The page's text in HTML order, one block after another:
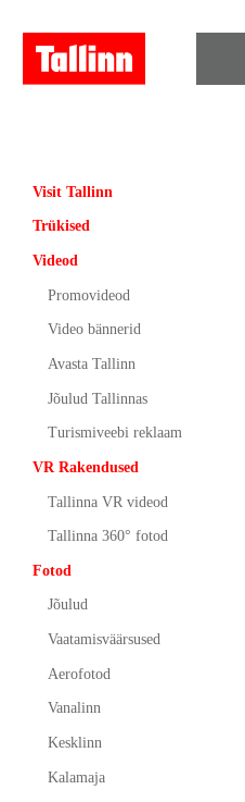
Visit Tallinn
Trükised
Videod
Promovideod
Video bännerid
Avasta Tallinn
Jõulud Tallinnas
Turismiveebi reklaam
VR Rakendused
Tallinna VR videod
Tallinna 360° fotod
Fotod
Jõulud
Vaatamisväärsused
Aerofotod
Vanalinn
Kesklinn
Kalamaja